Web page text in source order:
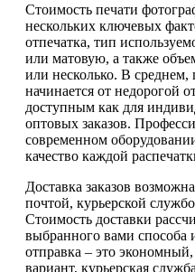
Стоимость печати
нескольких ключевых
отпечатка, тип
или матовую, а также
или несколько. В среднем,
начинается от недорогой
доступным как для
оптовых заказов.
современном
качество каждой
Доставка заказов
почтой, курьерской
Стоимость доставки
выбранного вами способа
отправка – это
вариант, курьерская